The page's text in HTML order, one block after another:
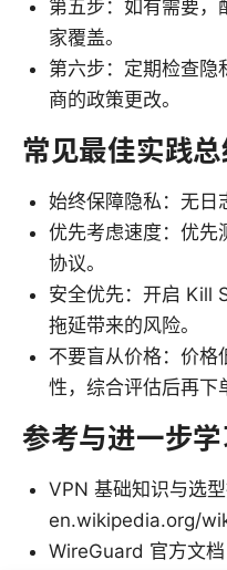
第五步：如有需要，
家覆盖。
第六步：定期检查隐
商的政策更改。
常见最佳实践
始终保障隐私：无日
优先考虑速度：优先
协议。
安全优先：开启 Kill
拖延带来的风险。
不要盲从价格：价格
性，综合评估后再下
参考与进一步
VPN 基础知识与选
en.wikipedia.org/
WireGuard 官方文